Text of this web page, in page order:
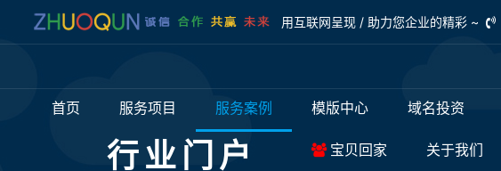
用互联网呈现 / 助力您企业的精彩 ~
首页 服务项目 服务案例 模版中心 域名投资
宝贝回家 关于我们
行业门户